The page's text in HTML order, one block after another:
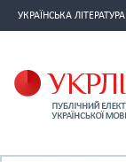
УКРАЇНСЬКА ЛІТЕРАТУРА